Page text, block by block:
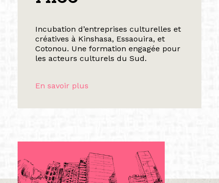
Incubation d’entreprises culturelles et
créatives à Kinshasa, Essaouira, et
Cotonou. Une formation engagée pour
les acteurs culturels du Sud.
En savoir plus